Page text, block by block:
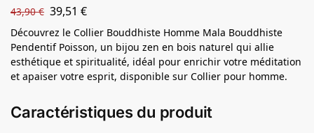
43,90€ 39,51 €
Découvrez le Collier Bouddhiste Homme Mala Bouddhiste
Pendentif Poisson, un bijou zen en bois naturel qui allie
esthétique et spiritualité, idéal pour enrichir votre méditation
et apaiser votre esprit, disponible sur Collier pour homme.
Caractéristiques du produit